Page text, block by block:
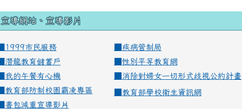
宣導網站、宣導影片
■1999市民服務 疾病管制局
潛龍教育儲蓄戶 性別平等教育網
我的午餐有心機
消除對婦女一切形式歧視公約計畫
教育部防制校園霸凌專區
教育部學校衛生資訊網
書包減重宣導影片